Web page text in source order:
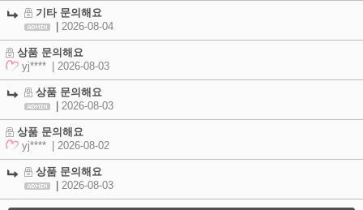
기타 문의해요
2026-08-04
상품 문의해요
yj****
| 2026-08-03
상품 문의해요
2026-08-03
상품 문의해요
yj****
| 2026-08-02
상품 문의해요
2026-08-03